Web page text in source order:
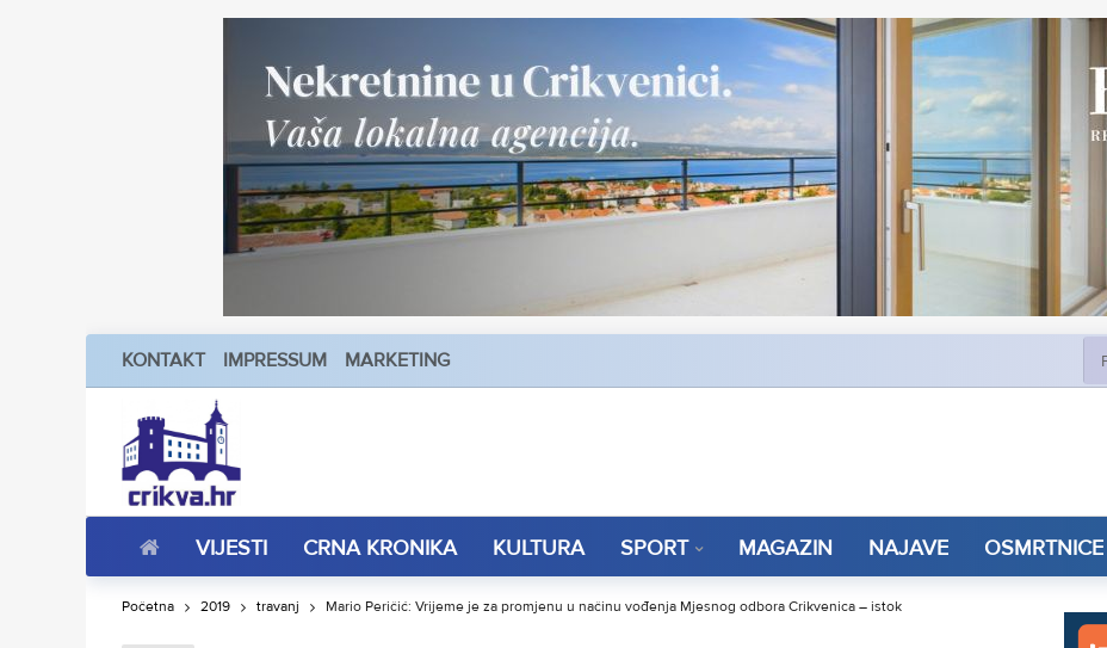
KONTAKT IMPRESSUM MARKETING
VIJESTI CRNA KRONIKA KULTURA SPORT MAGAZIN NAJAVE OSMRTNICE
Početna 2019 travanj Mario Peričić: Vrijeme je za promjenu u načinu vođenja Mjesnog odbora Crikvenica – istok